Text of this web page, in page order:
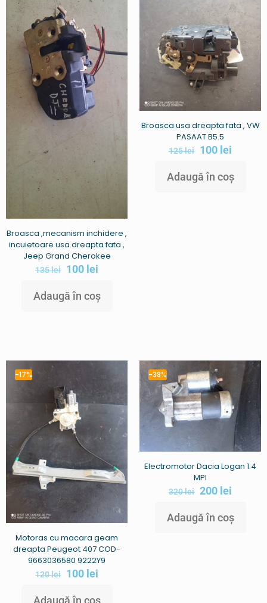
Broasca ,mecanism inchidere ,
incuietoare usa dreapta fata ,
Jeep Grand Cherokee
135lei 100 lei
Adaugă în coș
Broasca usa dreapta fata , VW
PASAAT B5.5
125lei 100 lei
Adaugă în coș
-17%
Motoras cu macara geam
dreapta Peugeot 407 COD-
9663036580 9222Y9
120lei 100 lei
Adaugă în coș
-38%
Electromotor Dacia Logan 1.4
MPI
320lei 200 lei
Adaugă în coș